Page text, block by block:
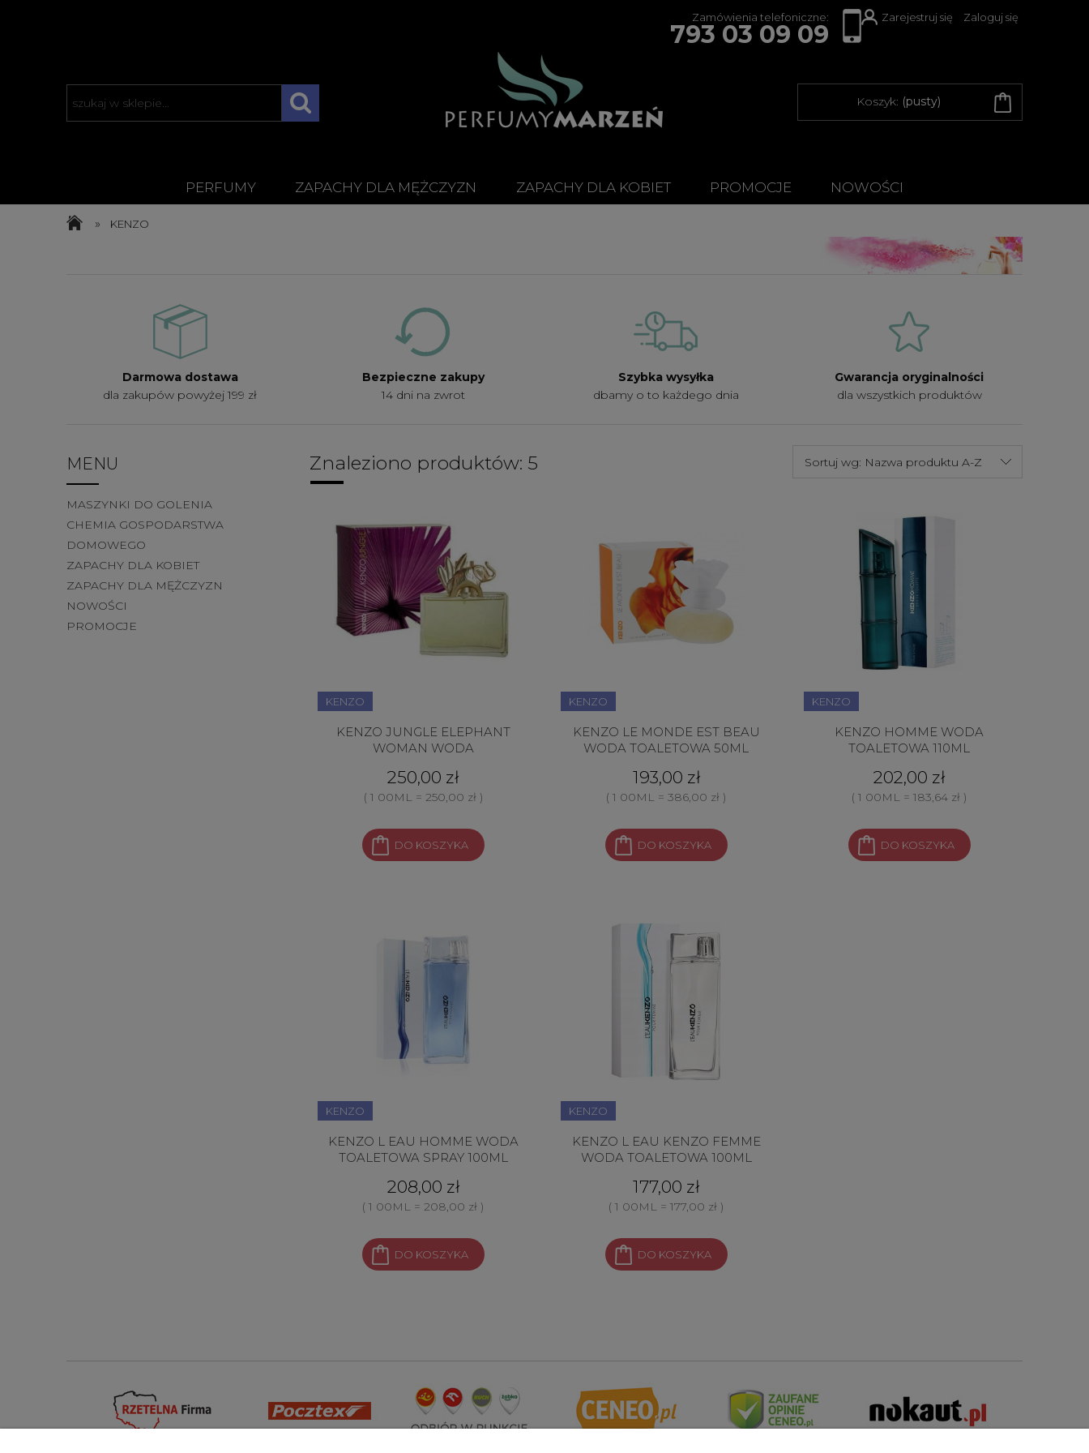
Zarejestruj się Zaloguj się
Zamówienia telefoniczne:
793 03 09 09
Koszyk: (pusty)
PERFUMY ZAPACHY DLA MĘŻCZYZN ZAPACHY DLA KOBIET PROMOCJE NOWOŚCI
» KENZO
Darmowa dostawa
dla zakupów powyżej 199 zł
Bezpieczne zakupy
14 dni na zwrot
Szybka wysyłka
dbamy o to każdego dnia
Gwarancja oryginalności
dla wszystkich produktów
MENU
MASZYNKI DO GOLENIA
CHEMIA GOSPODARSTWA
DOMOWEGO
ZAPACHY DLA KOBIET
ZAPACHY DLA MĘŻCZYZN
NOWOŚCI
PROMOCJE
Znaleziono produktów: 5 Sortuj wg: Nazwa produktu A-Z
KENZO
KENZO JUNGLE ELEPHANT
WOMAN WODA
250,00 zł
( 1 00ML = 250,00 zł )
DO KOSZYKA
KENZO
KENZO LE MONDE EST BEAU
WODA TOALETOWA 50ML
193,00 zł
( 1 00ML = 386,00 zł )
DO KOSZYKA
KENZO
KENZO HOMME WODA
TOALETOWA 110ML
202,00 zł
( 1 00ML = 183,64 zł )
DO KOSZYKA
KENZO
KENZO L EAU HOMME WODA
TOALETOWA SPRAY 100ML
208,00 zł
( 1 00ML = 208,00 zł )
DO KOSZYKA
KENZO
KENZO L EAU KENZO FEMME
WODA TOALETOWA 100ML
177,00 zł
( 1 00ML = 177,00 zł )
DO KOSZYKA